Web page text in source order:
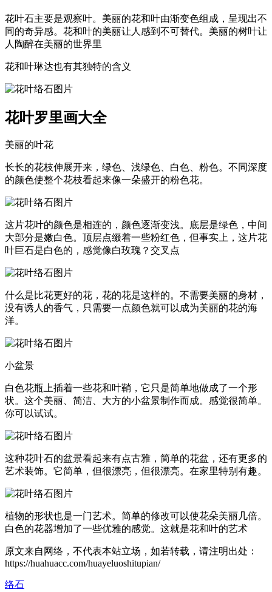
花叶石主要是观察叶。美丽的花和叶由渐变色组成，呈现出不
同的奇异感。花和叶的美丽让人感到不可替代。美丽的树叶让
人陶醉在美丽的世界里
花和叶琳达也有其独特的含义
花叶罗里画大全
美丽的叶花
长长的花枝伸展开来，绿色、浅绿色、白色、粉色。不同深度
的颜色使整个花枝看起来像一朵盛开的粉色花。
这片花叶的颜色是相连的，颜色逐渐变浅。底层是绿色，中间
大部分是嫩白色。顶层点缀着一些粉红色，但事实上，这片花
叶巨石是白色的，感觉像白玫瑰？交叉点
什么是比花更好的花，花的花是这样的。不需要美丽的身材，
没有诱人的香气，只需要一点颜色就可以成为美丽的花的海
洋。
小盆景
白色花瓶上插着一些花和叶鞘，它只是简单地做成了一个形
状。这个美丽、简洁、大方的小盆景制作而成。感觉很简单。
你可以试试。
这种花叶石的盆景看起来有点古雅，简单的花盆，还有更多的
艺术装饰。它简单，但很漂亮，但很漂亮。在家里特别有趣。
植物的形状也是一门艺术。简单的修改可以使花朵美丽几倍。
白色的花器增加了一些优雅的感觉。这就是花和叶的艺术
原文来自网络，不代表本站立场，如若转载，请注明出处：
https://huahuacc.com/huayeluoshitupian/
络石